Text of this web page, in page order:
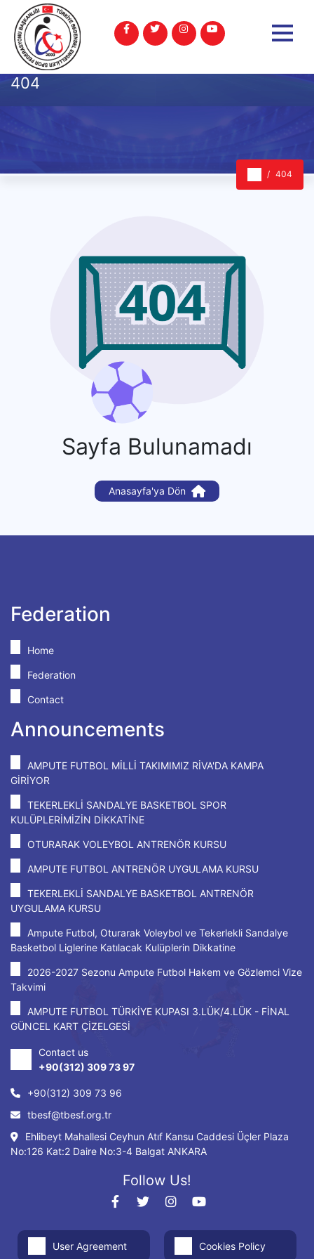
404
404
Sayfa Bulunamadı
Anasayfa'ya Dön
Federation
Home
Federation
Contact
Announcements
AMPUTE FUTBOL MİLLİ TAKIMIMIZ RİVA'DA KAMPA
GİRİYOR
TEKERLEKLİ SANDALYE BASKETBOL SPOR
KULÜPLERİMİZİN DİKKATİNE
OTURARAK VOLEYBOL ANTRENÖR KURSU
AMPUTE FUTBOL ANTRENÖR UYGULAMA KURSU
TEKERLEKLİ SANDALYE BASKETBOL ANTRENÖR
UYGULAMA KURSU
Ampute Futbol, Oturarak Voleybol ve Tekerlekli Sandalye
Basketbol Liglerine Katılacak Kulüplerin Dikkatine
2026-2027 Sezonu Ampute Futbol Hakem ve Gözlemci Vize
Takvimi
AMPUTE FUTBOL TÜRKİYE KUPASI 3.LÜK/4.LÜK - FİNAL
GÜNCEL KART ÇİZELGESİ
Contact us
+90(312) 309 73 97
+90(312) 309 73 96
tbesf@tbesf.org.tr
Ehlibeyt Mahallesi Ceyhun Atıf Kansu Caddesi Üçler Plaza
No:126 Kat:2 Daire No:3-4 Balgat ANKARA
Follow Us!
User Agreement Cookies Policy